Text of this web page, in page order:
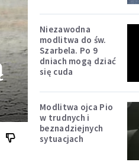
Niezawodna
modlitwa do św.
Szarbela. Po 9
dniach mogą dziać
się cuda
Modlitwa ojca Pio
w trudnych i
beznadziejnych
sytuacjach